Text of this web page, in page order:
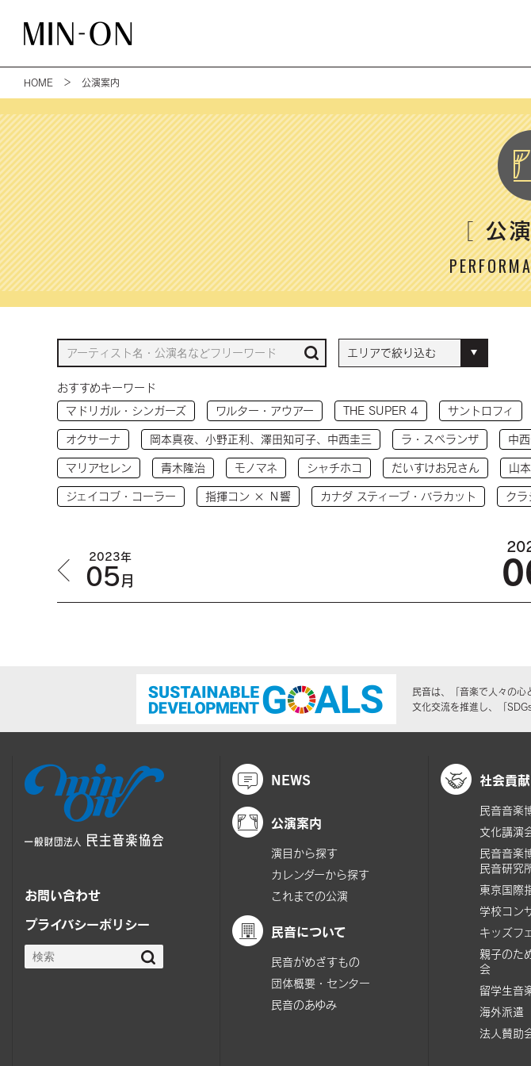
HOME ＞ 公演案内
［公
おすすめキーワード
マドリガル・シンガーズ
ワルター・アウアー THE SUPER 4 サントロフィ
オクサーナ 岡本真夜、小野正利、澤田知可子、中西圭三 ラ・スペランザ 中
マリアセレン 青木隆治 モノマネ シャチホコ だいすけお兄さん 山
ジェイコブ・コーラー 指揮コン × Ｎ響 カナダ スティーブ・バラカット クラ
2023年
05月
民音は、「音楽で人々の心
文化交流を推進し、「
お問い合わせ
プライバシーポリシー
NEWS
公演案内
演目から探す
カレンダーから探す
これまでの公演
民音について
民音がめざすもの
団体概要・センター
民音のあゆみ
社会貢献
民音音楽
文化講演
民音音楽
民音研究
東京国際
学校コン
キッズフ
親子のた
会
留学生音
海外派遣
法人賛助